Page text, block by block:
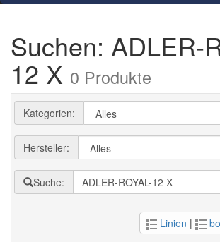
Suchen: ADLER-
12 X 0 Produkte
Kategorien:
Hersteller:
Suche:
Linien |